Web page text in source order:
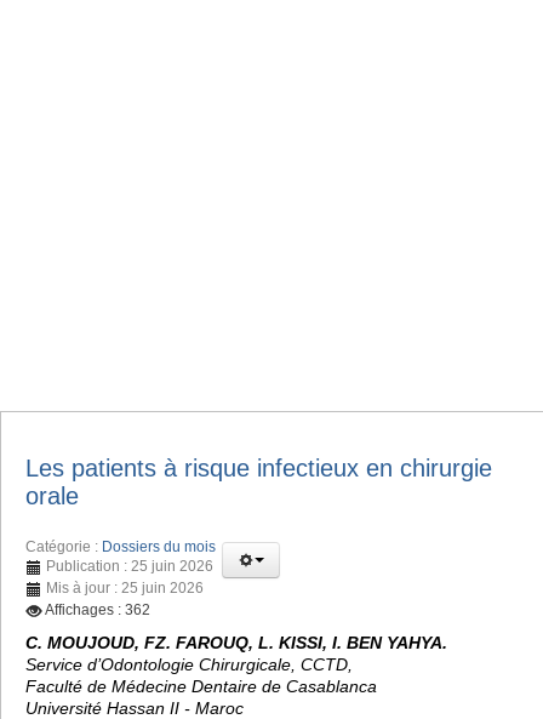
Les patients à risque infectieux en chirurgie
orale
Catégorie : Dossiers du mois
Publication : 25 juin 2026
Mis à jour : 25 juin 2026
Affichages : 362
C. MOUJOUD, FZ. FAROUQ, L. KISSI, I. BEN YAHYA.
Service d’Odontologie Chirurgicale, CCTD,
Faculté de Médecine Dentaire de Casablanca
Université Hassan II - Maroc